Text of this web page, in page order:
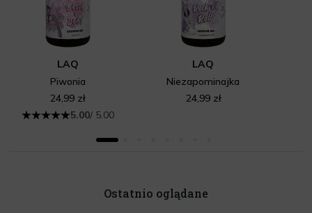
LAQ
Piwonia
24,99 zł
5.00/ 5.00
LAQ
Niezapominajka
24,99 zł
Ostatnio oglądane